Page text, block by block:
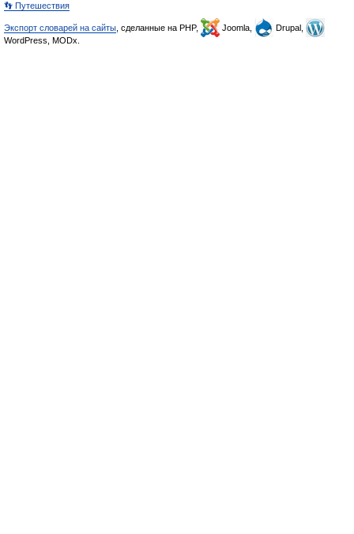
👣 Путешествия
Экспорт словарей на сайты , сделанные на PHP, Joomla,
Drupal,
WordPress, MODx.